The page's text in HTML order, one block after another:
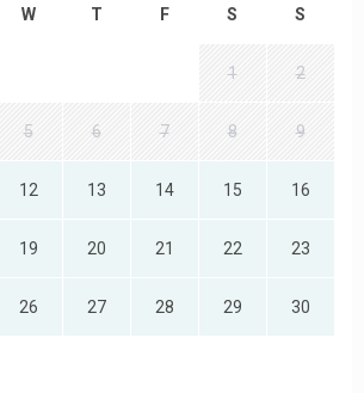
W T F S S
1 2
5 6 7 8 9
12 13 14 15 16
19 20 21 22 23
26 27 28 29 30